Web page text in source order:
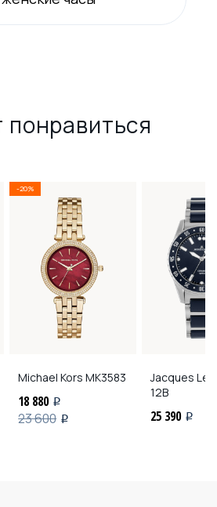
понравиться
-20%
Michael Kors MK3583
18 880 i
23 600 i
Jacques
12B
25 390 i